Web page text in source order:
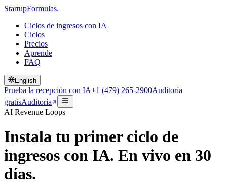
StartupFormulas.
Ciclos de ingresos con IA
Ciclos
Precios
Aprende
FAQ
English
Prueba la recepción con IA+1 (479) 265-2900Auditoría
gratisAuditoría
AI Revenue Loops
Instala tu primer ciclo de
ingresos con IA. En vivo en 30
días.